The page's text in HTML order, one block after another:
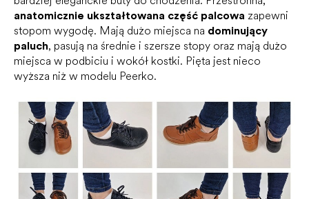
anatomicznie ukształtowana część palcowa zapewni
stopom wygodę. Mają dużo miejsca na dominujący
paluch, pasują na średnie i szersze stopy oraz mają dużo
miejsca w podbiciu i wokół kostki. Pięta jest nieco
wyższa niż w modelu Peerko.